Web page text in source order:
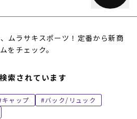
ムラサキスポーツ！定番から新商
をチェック。
索されています
キャップ
バック/リュック